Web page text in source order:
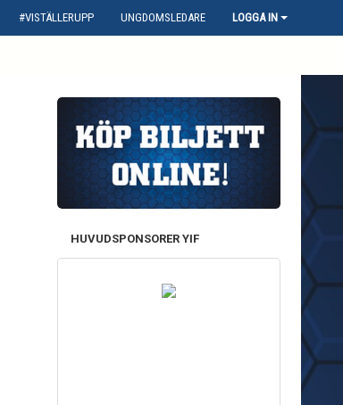
#VISTÄLLERUPP UNGDOMSLEDARE LOGGA IN
HUVUDSPONSORER YIF